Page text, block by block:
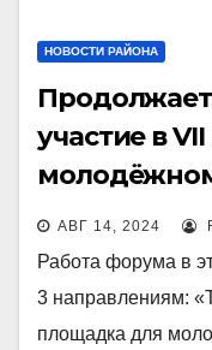
НОВОСТИ РАЙОНА
участие в
форуме
пройдет c 23
года на
АВГ 14, 2024
Работа форума в
3 направлениям:
площадка для